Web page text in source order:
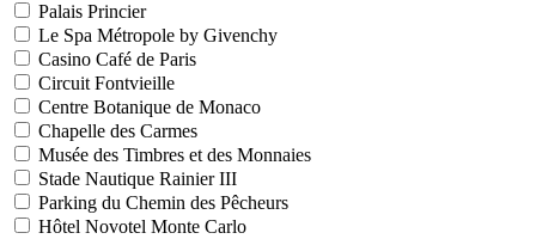
Palais Princier
Le Spa Métropole by Givenchy
Casino Café de Paris
Circuit Fontvieille
Centre Botanique de Monaco
Chapelle des Carmes
Musée des Timbres et des Monnaies
Stade Nautique Rainier III
Parking du Chemin des Pêcheurs
Hôtel Novotel Monte Carlo